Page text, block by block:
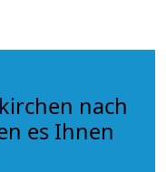
nach
es Ihnen